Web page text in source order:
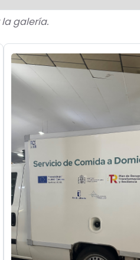
galería.